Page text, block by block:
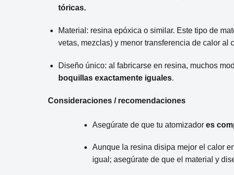
tóricas.
Material: resina epóxica o similar. Este tipo de
vetas, mezclas) y menor transferencia de calor al
Diseño único: al fabricarse en resina, muchos
boquillas exactamente iguales.
Consideraciones / recomendaciones
Asegúrate de que tu atomizador es
Aunque la resina disipa mejor el calor
igual; asegúrate de que el material y